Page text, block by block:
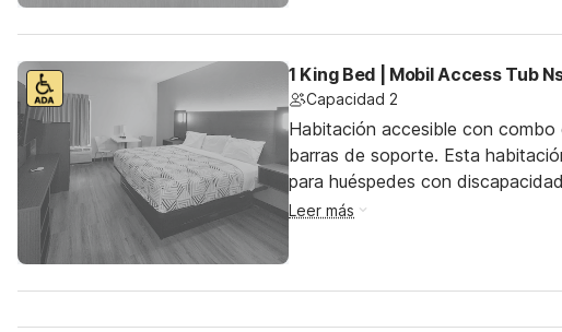
1 King Bed | Mobil Access Tub
Capacidad 2
Habitación accesible con
barras de soporte. Esta
para huéspedes con
Leer más